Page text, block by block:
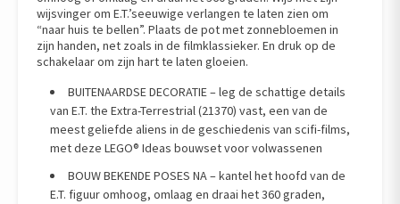
wijsvinger om E.T.’seeuwige verlangen te laten zien om
“naar huis te bellen”. Plaats de pot met zonnebloemen in
zijn handen, net zoals in de filmklassieker. En druk op de
schakelaar om zijn hart te laten gloeien.
BUITENAARDSE DECORATIE – leg de schattige details
van E.T. the Extra-Terrestrial (21370) vast, een van de
meest geliefde aliens in de geschiedenis van scifi-films,
met deze LEGO® Ideas bouwset voor volwassenen
BOUW BEKENDE POSES NA – kantel het hoofd van de
E.T. figuur omhoog, omlaag en draai het 360 graden,